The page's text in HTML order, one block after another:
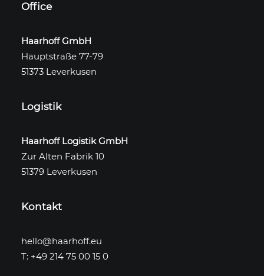
Office
Haarhoff GmbH
Hauptstraße 77-79
51373 Leverkusen
Logistik
Haarhoff Logistik GmbH
Zur Alten Fabrik 10
51379 Leverkusen
Kontakt
hello@haarhoff.eu
T: +49 214 75 00 15 0